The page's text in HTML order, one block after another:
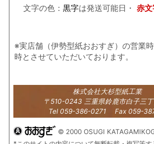
文字の色： 黒字は発送可能日・ 赤
※実店舗（伊勢型紙おおすぎ）の営業
時とさせていただいております。
株式会社大杉型紙工業
〒510-0243 三重県鈴鹿市白子三
Tel 059-386-0271 Fax 059-
© 2000 OSUGI